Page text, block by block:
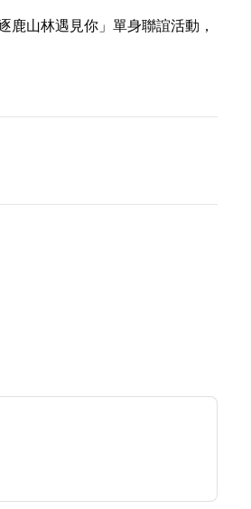
山林遇見你」單身聯誼活動，